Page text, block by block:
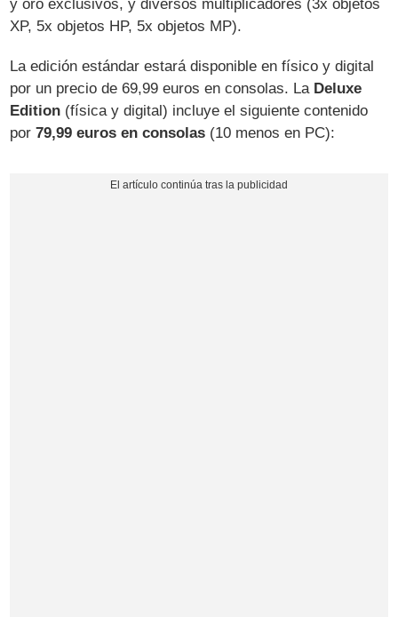
y oro exclusivos, y diversos multiplicadores (3x objetos
XP, 5x objetos HP, 5x objetos MP).
La edición estándar estará disponible en físico y digital
por un precio de 69,99 euros en consolas. La Deluxe
Edition (física y digital) incluye el siguiente contenido
por79,99 euros en consolas (10 menos en PC):